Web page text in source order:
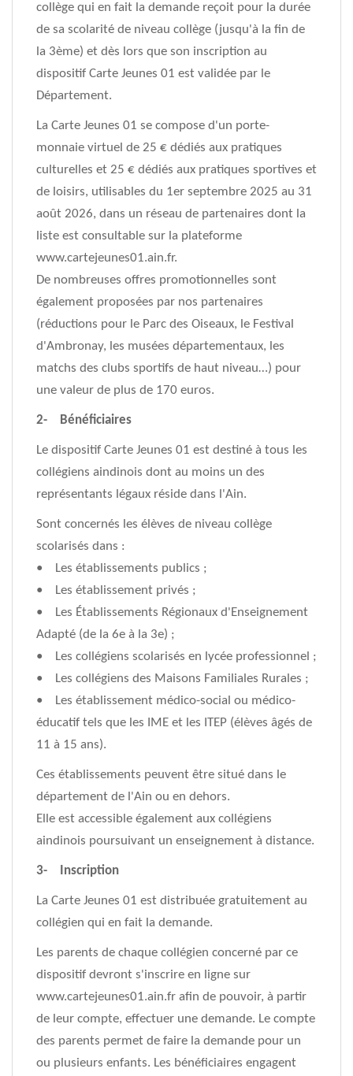
collège qui en fait la demande reçoit pour la durée
de sa scolarité de niveau collège (jusqu'à la fin de
la 3ème) et dès lors que son inscription au
dispositif Carte Jeunes 01 est validée par le
Département.
La Carte Jeunes 01 se compose d'un porte-
monnaie virtuel de 25 € dédiés aux pratiques
culturelles et 25 € dédiés aux pratiques sportives et
de loisirs, utilisables du 1er septembre 2025 au 31
août 2026, dans un réseau de partenaires dont la
liste est consultable sur la plateforme
www.cartejeunes01.ain.fr.
De nombreuses offres promotionnelles sont
également proposées par nos partenaires
(réductions pour le Parc des Oiseaux, le Festival
d'Ambronay, les musées départementaux, les
matchs des clubs sportifs de haut niveau…) pour
une valeur de plus de 170 euros.
2- Bénéficiaires
Le dispositif Carte Jeunes 01 est destiné à tous les
collégiens aindinois dont au moins un des
représentants légaux réside dans l'Ain.
Sont concernés les élèves de niveau collège
scolarisés dans :
• Les établissements publics ;
• Les établissement privés ;
• Les Établissements Régionaux d'Enseignement
Adapté (de la 6e à la 3e) ;
• Les collégiens scolarisés en lycée professionnel ;
• Les collégiens des Maisons Familiales Rurales ;
• Les établissement médico-social ou médico-
éducatif tels que les IME et les ITEP (élèves âgés de
11 à 15 ans).
Ces établissements peuvent être situé dans le
département de l'Ain ou en dehors.
Elle est accessible également aux collégiens
aindinois poursuivant un enseignement à distance.
3- Inscription
La Carte Jeunes 01 est distribuée gratuitement au
collégien qui en fait la demande.
Les parents de chaque collégien concerné par ce
dispositif devront s'inscrire en ligne sur
www.cartejeunes01.ain.fr afin de pouvoir, à partir
de leur compte, effectuer une demande. Le compte
des parents permet de faire la demande pour un
ou plusieurs enfants. Les bénéficiaires engagent